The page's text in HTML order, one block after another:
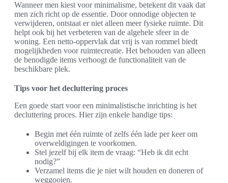
Wanneer men kiest voor minimalisme, betekent dit vaak dat
men zich richt op de essentie. Door onnodige objecten te
verwijderen, ontstaat er niet alleen meer fysieke ruimte. Dit
helpt ook bij het verbeteren van de algehele sfeer in de
woning. Een netto-oppervlak dat vrij is van rommel biedt
mogelijkheden voor ruimtecreatie. Het behouden van alleen
de benodigde items verhoogt de functionaliteit van de
beschikbare plek.
Tips voor het decluttering proces
Een goede start voor een minimalistische inrichting is het
decluttering proces. Hier zijn enkele handige tips:
Begin met één ruimte of zelfs één lade per keer om
overweldigingen te voorkomen.
Stel jezelf bij elk item de vraag: “Heb ik dit echt
nodig?”
Verzamel items die je niet wilt houden en doneren of
weggooien.